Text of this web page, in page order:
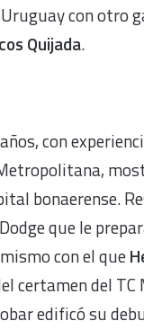
con otro
Quijada.
con
bonaerense.
que le
con el que
certamen del
edificó su